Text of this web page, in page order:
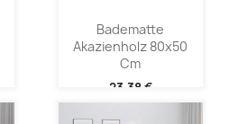
Badematte
Akazienholz 80x50
Cm
23,38 €